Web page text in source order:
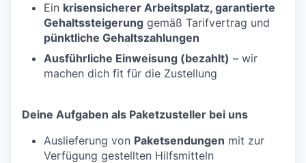
Ein krisensicherer Arbeitsplatz, garantierte
Gehaltssteigerung gemäß Tarifvertrag und
pünktliche Gehaltszahlungen
Ausführliche Einweisung (bezahlt) – wir
machen dich fit für die Zustellung
Deine Aufgaben als Paketzusteller bei uns
Auslieferung von Paketsendungen mit zur
Verfügung gestellten Hilfsmitteln